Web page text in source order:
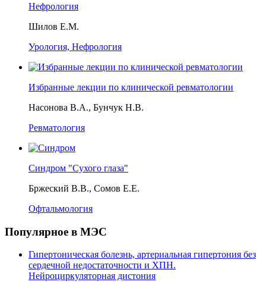
Нефрология
Шилов Е.М.
Урология, Нефрология
Избранные лекции по клинической ревматологии
Насонова В.А., Бунчук Н.В.
Ревматология
Синдром "Сухого глаза"
Бржеский В.В., Сомов Е.Е.
Офтальмология
Популярное в МЭС
Гипертоническая болезнь, артериальная гипертония без
сердечной недостаточности и ХПН.
Нейроциркуляторная дистония